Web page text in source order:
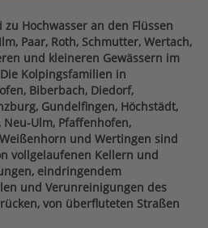
Hochwasser an den Flüssen
Paar, Roth, Schmutter, Wertach,
und kleineren Gewässern im
Kolpingsfamilien in
Biberbach, Diedorf,
Gundelfingen, Höchstädt,
Ulm, Pfaffenhofen,
und Wertingen sind
vollgelaufenen Kellern und
eindringendem
und Verunreinigungen des
von überfluteten Straßen